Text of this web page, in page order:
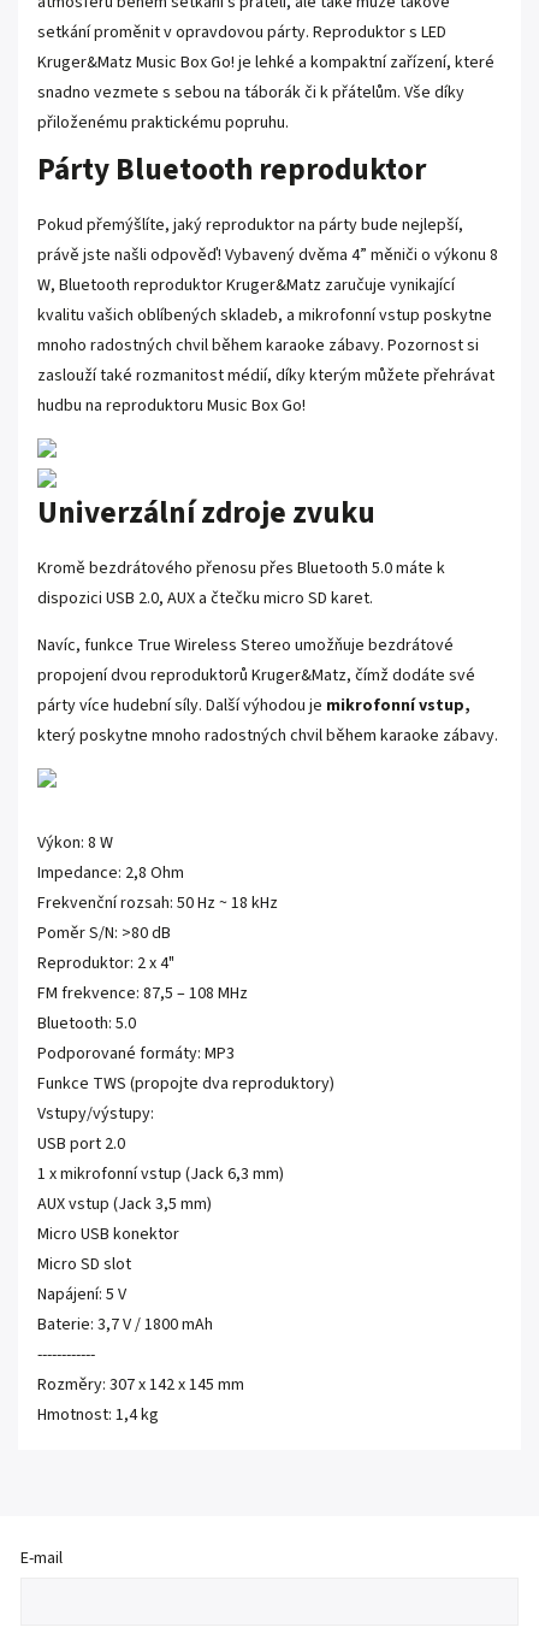
setkání proměnit v opravdovou párty. Reproduktor s LED
Kruger&Matz Music Box Go! je lehké a kompaktní zařízení, které
snadno vezmete s sebou na táborák či k přátelům. Vše díky
přiloženému praktickému popruhu.
Párty Bluetooth reproduktor
Pokud přemýšlíte, jaký reproduktor na párty bude nejlepší,
právě jste našli odpověď! Vybavený dvěma 4” měniči o výkonu 8
W, Bluetooth reproduktor Kruger&Matz zaručuje vynikající
kvalitu vašich oblíbených skladeb, a mikrofonní vstup poskytne
mnoho radostných chvil během karaoke zábavy. Pozornost si
zaslouží také rozmanitost médií, díky kterým můžete přehrávat
hudbu na reproduktoru Music Box Go!
Univerzální zdroje zvuku
Kromě bezdrátového přenosu přes Bluetooth 5.0 máte k
dispozici USB 2.0, AUX a čtečku micro SD karet.
Navíc, funkce True Wireless Stereo umožňuje bezdrátové
propojení dvou reproduktorů Kruger&Matz, čímž dodáte své
párty více hudební síly. Další výhodou je mikrofonní vstup,
který poskytne mnoho radostných chvil během karaoke zábavy.
Výkon: 8 W
Impedance: 2,8 Ohm
Frekvenční rozsah: 50 Hz ~ 18 kHz
Poměr S/N: >80 dB
Reproduktor: 2 x 4"
FM frekvence: 87,5 – 108 MHz
Bluetooth: 5.0
Podporované formáty: MP3
Funkce TWS (propojte dva reproduktory)
Vstupy/výstupy:
USB port 2.0
1 x mikrofonní vstup (Jack 6,3 mm)
AUX vstup (Jack 3,5 mm)
Micro USB konektor
Micro SD slot
Napájení: 5 V
Baterie: 3,7 V / 1800 mAh
------------
Rozměry: 307 x 142 x 145 mm
Hmotnost: 1,4 kg
E-mail